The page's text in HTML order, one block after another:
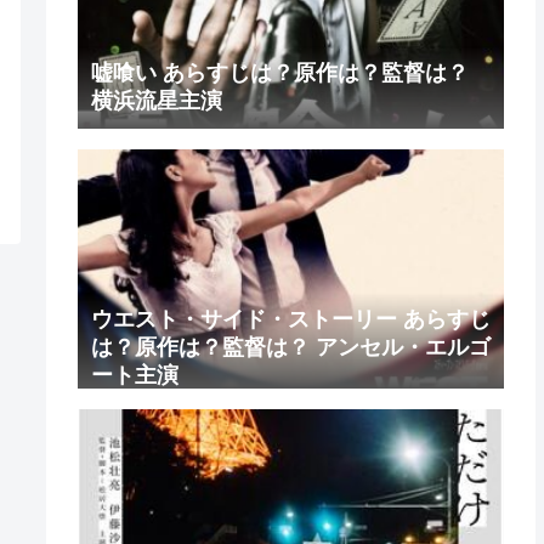
嘘喰い あらすじは？原作は？監督は？
横浜流星主演
ウエスト・サイド・ストーリー あらすじ
は？原作は？監督は？ アンセル・エルゴ
ート主演